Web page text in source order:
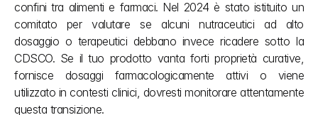
confini tra alimenti e farmaci. Nel 2024 è stato istituito un
comitato per valutare se alcuni nutraceutici ad alto
dosaggio o terapeutici debbano invece ricadere sotto la
CDSCO. Se il tuo prodotto vanta forti proprietà curative,
fornisce dosaggi farmacologicamente attivi o viene
utilizzato in contesti clinici, dovresti monitorare attentamente
questa transizione.